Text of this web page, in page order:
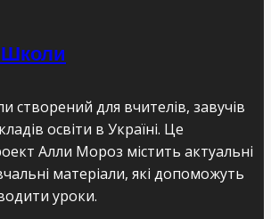
Школи
створений для вчителів, завучів
освіти в Україні. Це
Алли Мороз містить актуальні
матеріали, які допоможуть
уроки.